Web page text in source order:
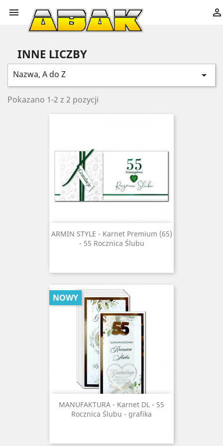
 
INNE LICZBY
Nazwa, A do Z 
Pokazano 1-2 z 2 pozycji
ARMIN STYLE - Karnet Premium (65)
- 55 Rocznica Ślubu
MANUFAKTURA - Karnet DL - 55
Rocznica Ślubu - grafika
NOWY